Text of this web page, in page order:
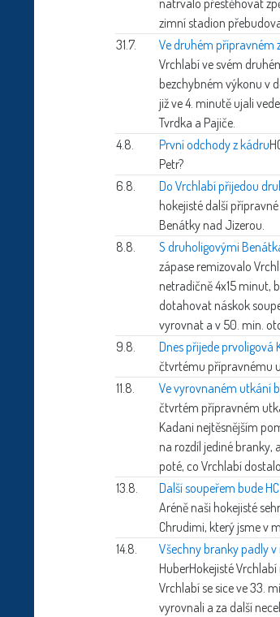
zimní stadion
31.7.
Ve druhém přípravném
Vrchlabí ve svém
bezchybném výkonu v
již ve 4. minutě ujali
Tvrdka a Pajiče.
4.8.
První odchody z kádru
Petr?
6.8.
Do Vrchlabí přijedou
hokejisté další
Benátky nad Jizerou.
8.8.
S druholigovými
zápase remizovalo
netradičně 4x15 minut,
dotahovat náskok
vyrovnat a v 50. min.
9.8.
Dnes přijede prvoligová
čtvrtému přípravnému
11.8.
Ve vyrovnaném utkání
čtvrtém přípravném
Kadani nejtěsnějším
na rozdíl jediné branky,
poté, co Vrchlabí
13.8.
Další soupeřem bude
Aréně naši hokejisté
Chrudimi, který jsme v
14.8.
Všechny branky padly
HuberHokejisté
Vrchlabí se sice ve 33.
vyrovnali a za další